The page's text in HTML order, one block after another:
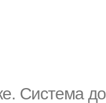
Система